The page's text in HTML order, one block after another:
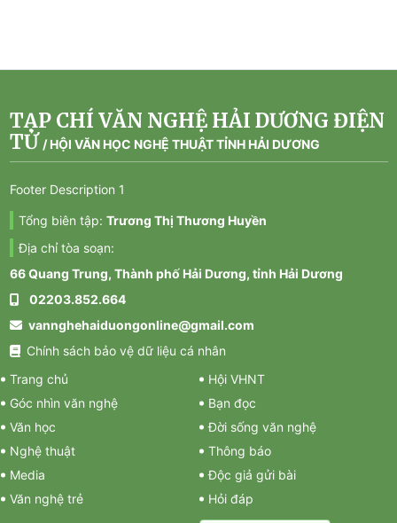
TẠP CHÍ VĂN NGHỆ HẢI DƯƠNG ĐIỆN
TỬ /HỘI VĂN HỌC NGHỆ THUẬT TỈNH HẢI DƯƠNG
Footer Description 1
Tổng biên tập: Trương Thị Thương Huyền
Địa chỉ tòa soạn:
66 Quang Trung, Thành phố Hải Dương, tỉnh Hải Dương
02203.852.664
vannghehaiduongonline@gmail.com
Chính sách bảo vệ dữ liệu cá nhân
Trang chủ
Góc nhìn văn nghệ
Văn học
Nghệ thuật
Media
Văn nghệ trẻ
Hội VHNT
Bạn đọc
Đời sống văn nghệ
Thông báo
Độc giả gửi bài
Hỏi đáp